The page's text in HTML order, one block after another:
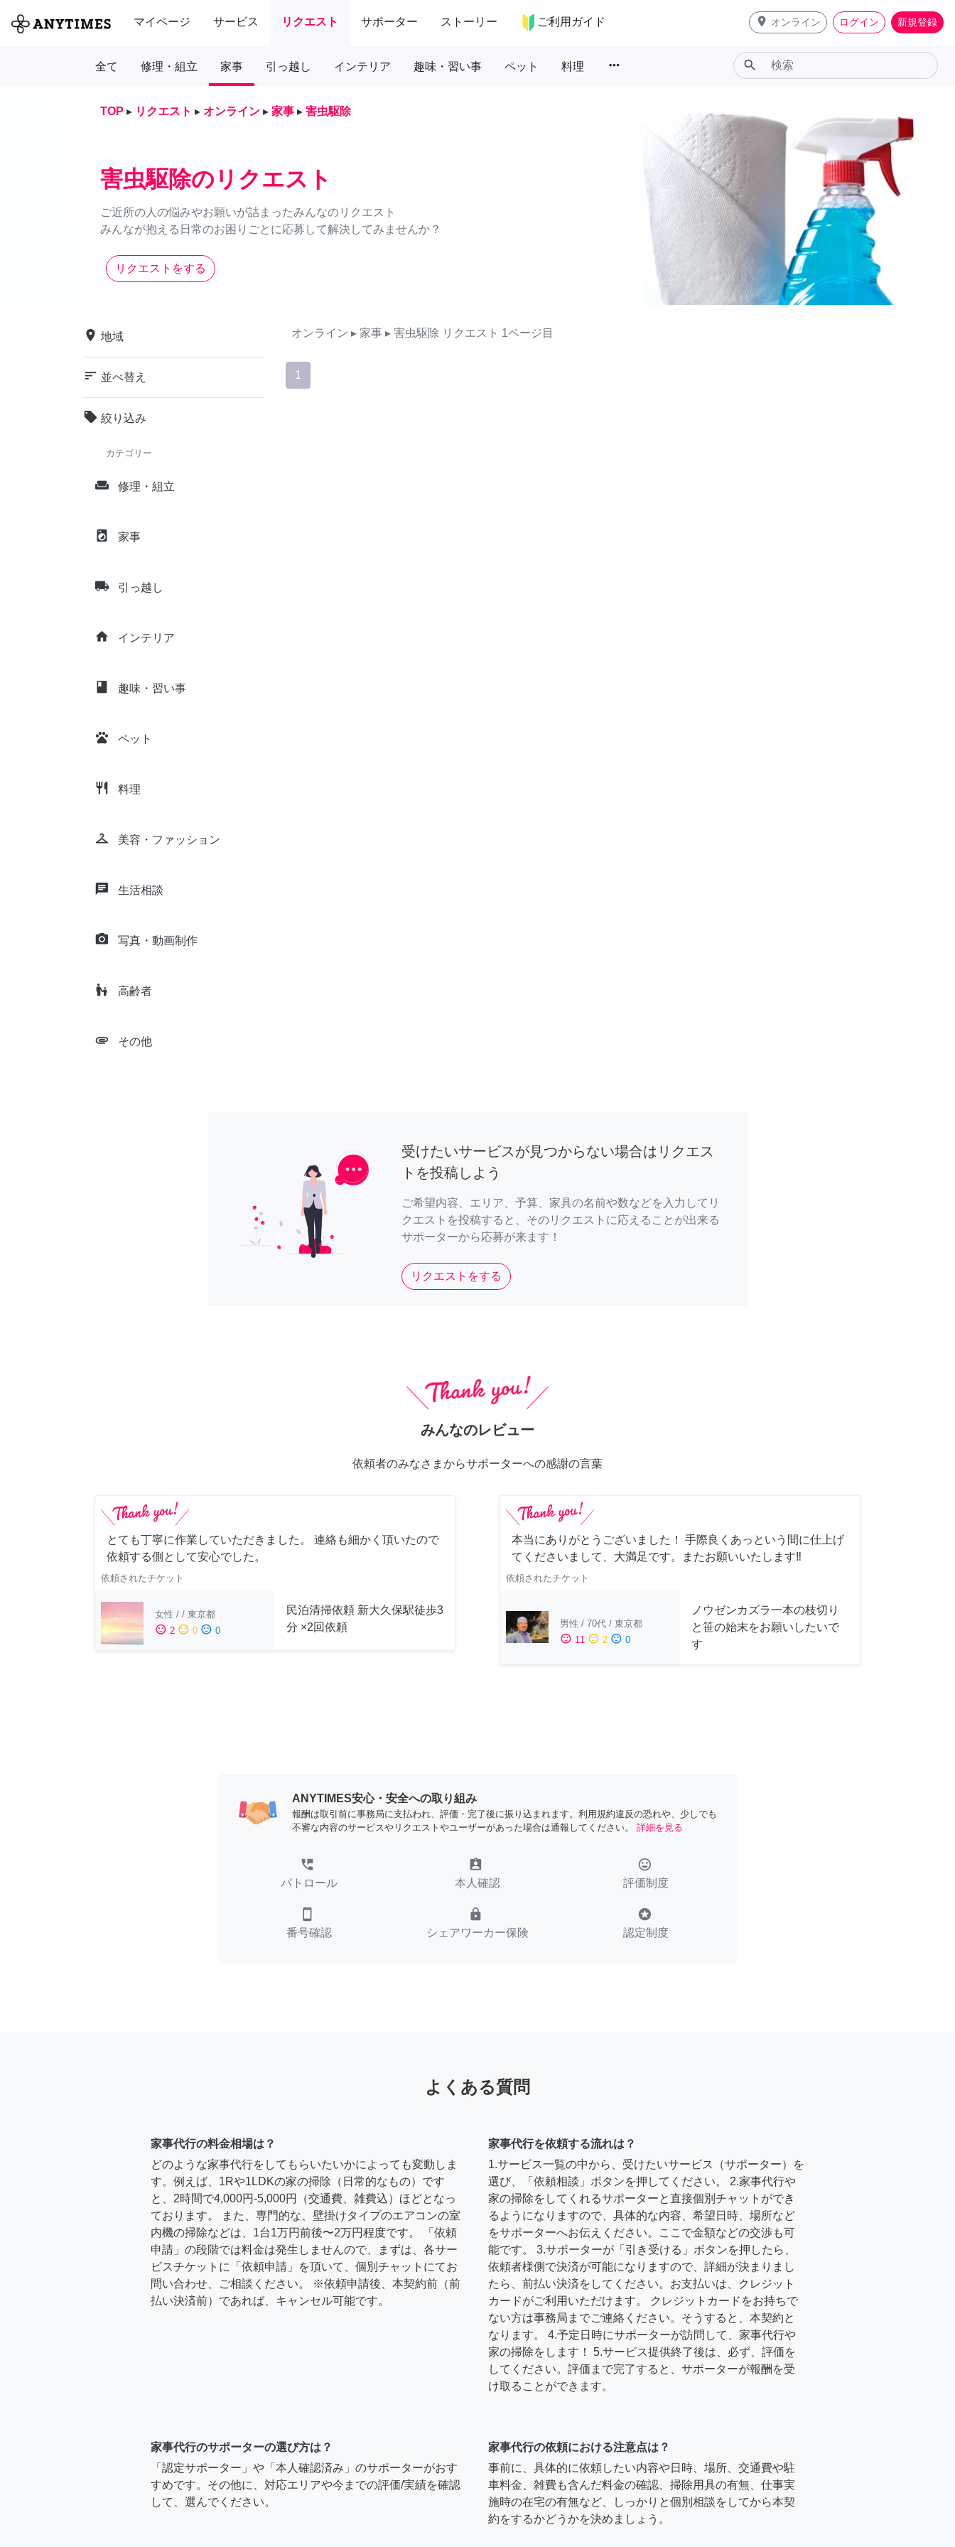
マイページ サービス リクエスト サポーター ストーリー ご利用ガイド place オンライン ログイン 新規登録
全て 修理・組立 家事 引っ越し インテリア 趣味・習い事 ペット 料理 more_horiz search
TOP ▸ リクエスト ▸ オンライン ▸ 家事 ▸ 害虫駆除
害虫駆除のリクエスト
ご近所の人の悩みやお願いが詰まったみんなのリクエスト
みんなが抱える日常のお困りごとに応募して解決してみませんか？
リクエストをする
place 地域
sort 並べ替え
local_offer 絞り込み
カテゴリー
weekend 修理・組立
local_laundry_service 家事
local_shipping 引っ越し
home インテリア
class 趣味・習い事
pets ペット
restaurant 料理
checkroom 美容・ファッション
chat 生活相談
camera_alt 写真・動画制作
escalator_warning 高齢者
attachment その他
オンライン ▸ 家事 ▸ 害虫駆除 リクエスト 1ページ目
1
受けたいサービスが見つからない場合はリクエス
トを投稿しよう
ご希望内容、エリア、予算、家具の名前や数などを入力してリ
クエストを投稿すると、そのリクエストに応えることが出来る
サポーターから応募が来ます！
リクエストをする
みんなのレビュー
依頼者のみなさまからサポーターへの感謝の言葉
とても丁寧に作業していただきました。 連絡も細かく頂いたので
依頼する側として安心でした。
依頼されたチケット
女性 / / 東京都
sentiment_satisfied 2 sentiment_neutral 0 sentiment_dissatisfied 0
民泊清掃依頼 新大久保駅徒歩3
分 ×2回依頼
本当にありがとうございました！ 手際良くあっという間に仕上げ
てくださいまして、大満足です。またお願いいたします‼️
依頼されたチケット
男性 / 70代 / 東京都
sentiment_satisfied 11 sentiment_neutral 2 sentiment_dissatisfied 0
ノウゼンカズラ一本の枝切り
と笹の始末をお願いしたいで
す
ANYTIMES安心・安全への取り組み
報酬は取引前に事務局に支払われ、評価・完了後に振り込まれます。利用規約違反の恐れや、少しでも
不審な内容のサービスやリクエストやユーザーがあった場合は通報してください。
詳細を見る
perm_phone_msg
パトロール
assignment_ind
本人確認
tag_faces
評価制度
smartphone
番号確認
lock
シェアワーカー保険
stars
認定制度
よくある質問
家事代行の料金相場は？
どのような家事代行をしてもらいたいかによっても変動しま
す。例えば、1Rや1LDKの家の掃除（日常的なもの）です
と、2時間で4,000円-5,000円（交通費、雑費込）ほどとなっ
ております。 また、専門的な、壁掛けタイプのエアコンの室
内機の掃除などは、1台1万円前後〜2万円程度です。 「依頼
申請」の段階では料金は発生しませんので、まずは、各サー
ビスチケットに「依頼申請」を頂いて、個別チャットにてお
問い合わせ、ご相談ください。 ※依頼申請後、本契約前（前
払い決済前）であれば、キャンセル可能です。
家事代行を依頼する流れは？
1.サービス一覧の中から、受けたいサービス（サポーター）を
選び、「依頼相談」ボタンを押してください。 2.家事代行や
家の掃除をしてくれるサポーターと直接個別チャットができ
るようになりますので、具体的な内容、希望日時、場所など
をサポーターへお伝えください。ここで金額などの交渉も可
能です。 3.サポーターが「引き受ける」ボタンを押したら、
依頼者様側で決済が可能になりますので、詳細が決まりまし
たら、前払い決済をしてください。お支払いは、クレジット
カードがご利用いただけます。 クレジットカードをお持ちで
ない方は事務局までご連絡ください。そうすると、本契約と
なります。 4.予定日時にサポーターが訪問して、家事代行や
家の掃除をします！ 5.サービス提供終了後は、必ず、評価を
してください。評価まで完了すると、サポーターが報酬を受
け取ることができます。
家事代行のサポーターの選び方は？
「認定サポーター」や「本人確認済み」のサポーターがおす
すめです。その他に、対応エリアや今までの評価/実績を確認
して、選んでください。
家事代行の依頼における注意点は？
事前に、具体的に依頼したい内容や日時、場所、交通費や駐
車料金、雑費も含んだ料金の確認、掃除用具の有無、仕事実
施時の在宅の有無など、しっかりと個別相談をしてから本契
約をするかどうかを決めましょう。